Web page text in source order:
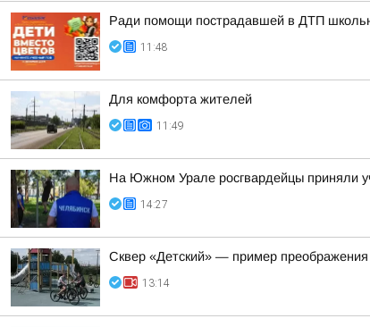
Ради помощи пострадавшей в ДТП
11:48
Для комфорта жителей
11:49
На Южном Урале росгвардейцы приняли
14:27
Сквер «Детский» — пример
13:14